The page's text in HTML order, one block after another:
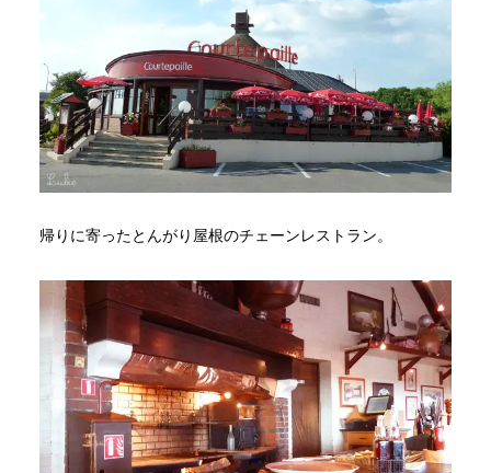
帰りに寄ったとんがり屋根のチェーンレストラン。